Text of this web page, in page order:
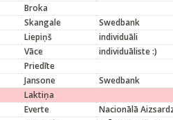
Broka
Skangale
Swedbank
Liepiņš
individuāli
Vāce
individuāliste :)
Priedīte
Jansone
Swedbank
Laktiņa
Everte
Nacionālā